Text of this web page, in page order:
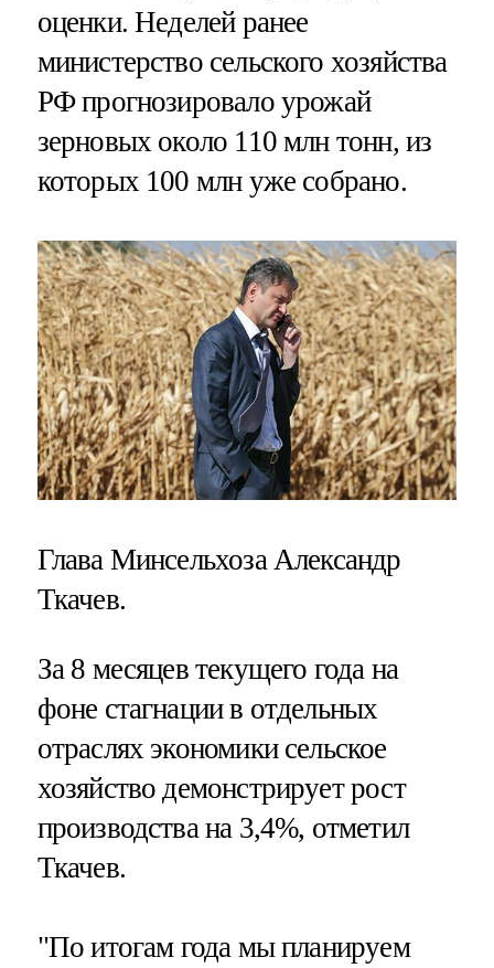
оценки. Неделей ранее
министерство сельского хозяйства
РФ прогнозировало урожай
зерновых около 110 млн тонн, из
которых 100 млн уже собрано.
Глава Минсельхоза Александр
Ткачев.
За 8 месяцев текущего года на
фоне стагнации в отдельных
отраслях экономики сельское
хозяйство демонстрирует рост
производства на 3,4%, отметил
Ткачев.
"По итогам года мы планируем